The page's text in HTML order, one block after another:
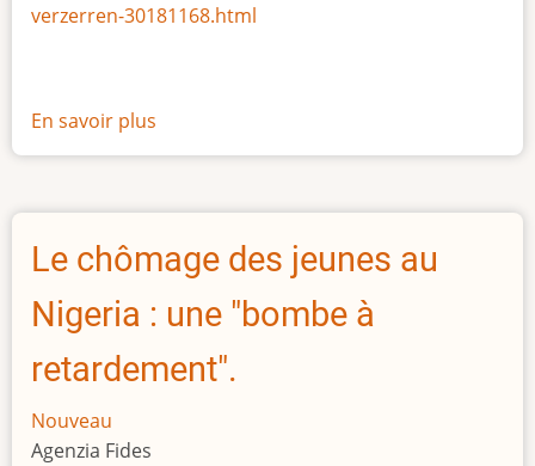
verzerren-30181168.html
En savoir plus
La
taille
l'Afrique
Le chômage des jeunes au
Nigeria : une "bombe à
retardement".
Nouveau
Agenzia Fides